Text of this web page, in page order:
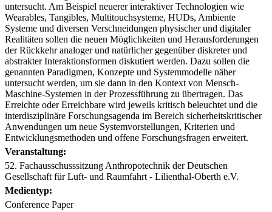
untersucht. Am Beispiel neuerer interaktiver Technologien wie
Wearables, Tangibles, Multitouchsysteme, HUDs, Ambiente
Systeme und diversen Verschneidungen physischer und digitaler
Realitäten sollen die neuen Möglichkeiten und Herausforderungen
der Rückkehr analoger und natürlicher gegenüber diskreter und
abstrakter Interaktionsformen diskutiert werden. Dazu sollen die
genannten Paradigmen, Konzepte und Systemmodelle näher
untersucht werden, um sie dann in den Kontext von Mensch-
Maschine-Systemen in der Prozessführung zu übertragen. Das
Erreichte oder Erreichbare wird jeweils kritisch beleuchtet und die
interdisziplinäre Forschungsagenda im Bereich sicherheitskritischer
Anwendungen um neue Systemvorstellungen, Kriterien und
Entwicklungsmethoden und offene Forschungsfragen erweitert.
Veranstaltung:
52. Fachausschusssitzung Anthropotechnik der Deutschen
Gesellschaft für Luft- und Raumfahrt - Lilienthal-Oberth e.V.
Medientyp:
Conference Paper